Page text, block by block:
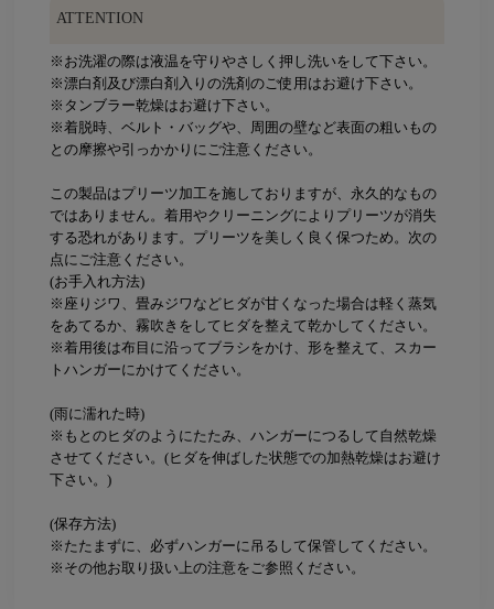
ATTENTION
※お洗濯の際は液温を守りやさしく押し洗いをして下さい。
※漂白剤及び漂白剤入りの洗剤のご使用はお避け下さい。
※タンブラー乾燥はお避け下さい。
※着脱時、ベルト・バッグや、周囲の壁など表面の粗いもの
との摩擦や引っかかりにご注意ください。
この製品はプリーツ加工を施しておりますが、永久的なもの
ではありません。着用やクリーニングによりプリーツが消失
する恐れがあります。プリーツを美しく良く保つため。次の
点にご注意ください。
(お手入れ方法)
※座りジワ、畳みジワなどヒダが甘くなった場合は軽く蒸気
をあてるか、霧吹きをしてヒダを整えて乾かしてください。
※着用後は布目に沿ってブラシをかけ、形を整えて、スカー
トハンガーにかけてください。
(雨に濡れた時)
※もとのヒダのようにたたみ、ハンガーにつるして自然乾燥
させてください。(ヒダを伸ばした状態での加熱乾燥はお避け
下さい。)
(保存方法)
※たたまずに、必ずハンガーに吊るして保管してください。
※その他お取り扱い上の注意をご参照ください。